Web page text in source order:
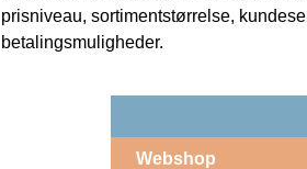
prisniveau, sortimentstørrelse,
betalingsmuligheder.
Webshop